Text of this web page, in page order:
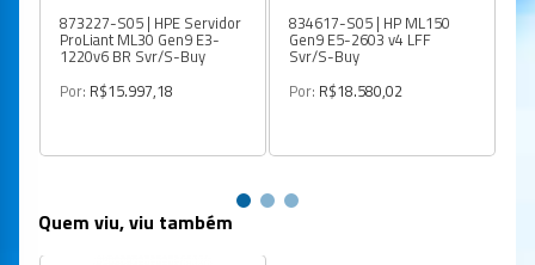
873227-S05 | HPE Servidor
ProLiant ML30 Gen9 E3-
1220v6 BR Svr/S-Buy
Por: R$15.997,18
834617-S05 | HP ML150
Gen9 E5-2603 v4 LFF
Svr/S-Buy
Por: R$18.580,02
Quem viu, viu também